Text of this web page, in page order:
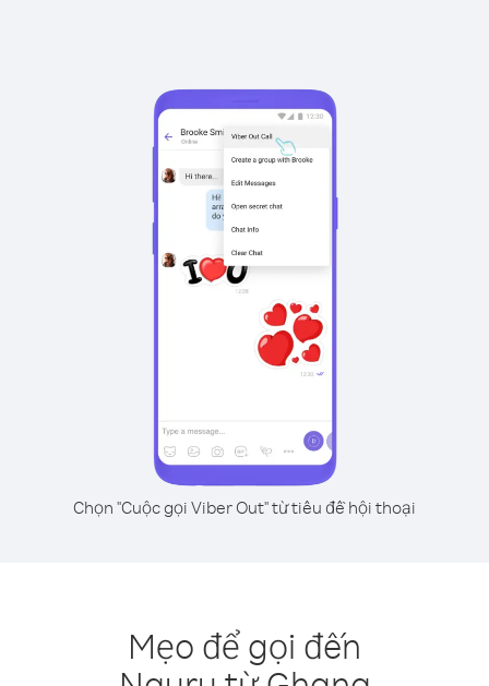
Chọn "Cuộc gọi Viber Out" từ tiêu đề hội thoại
Mẹo để gọi đến